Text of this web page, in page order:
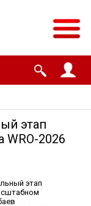
этап
WRO-2026
этап